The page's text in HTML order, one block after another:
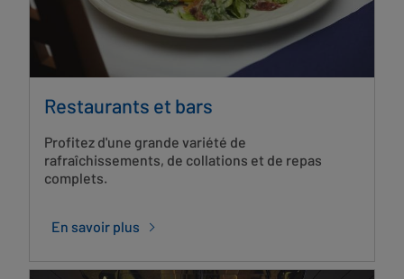
Restaurants et bars
Profitez d'une grande variété de
rafraîchissements, de collations et de repas
complets.
En savoir plus